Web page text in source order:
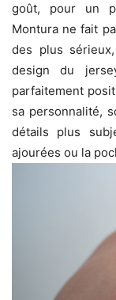
goût, pour un
Montura ne fait
des plus
design du
parfaitement
sa personnalité,
détails plus
ajourées ou la